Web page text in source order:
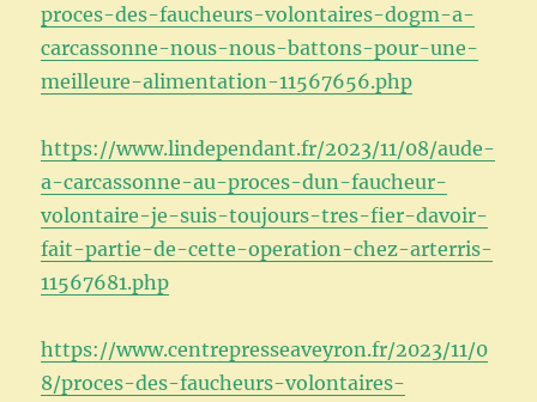
proces-des-faucheurs-volontaires-dogm-a-
carcassonne-nous-nous-battons-pour-une-
meilleure-alimentation-11567656.php
https://www.lindependant.fr/2023/11/08/aude-
a-carcassonne-au-proces-dun-faucheur-
volontaire-je-suis-toujours-tres-fier-davoir-
fait-partie-de-cette-operation-chez-arterris-
11567681.php
https://www.centrepresseaveyron.fr/2023/11/0
8/proces-des-faucheurs-volontaires-